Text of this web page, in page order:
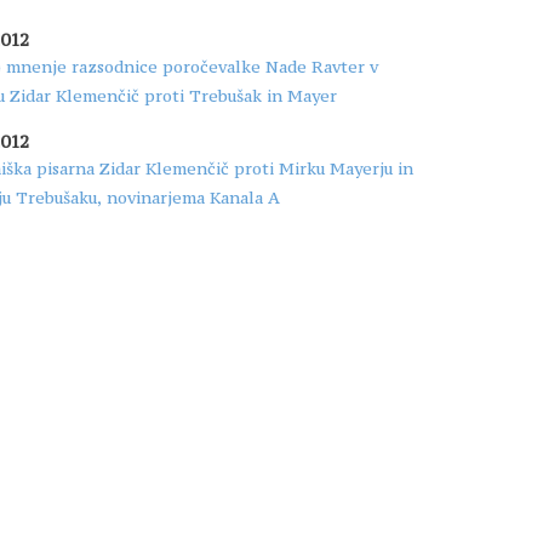
mnenje razsodnice poročevalke Nade Ravter v
Zidar Klemenčič proti Trebušak in Mayer
pisarna Zidar Klemenčič proti Mirku Mayerju in
Trebušaku, novinarjema Kanala A